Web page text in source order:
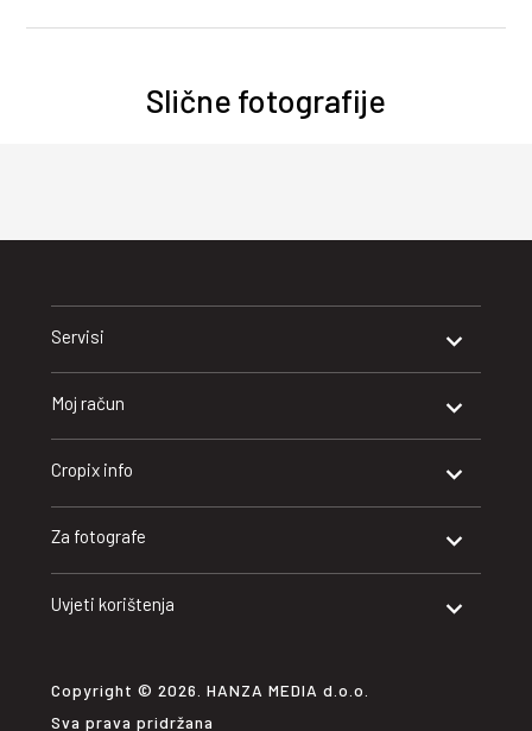
Slične fotografije
Servisi
Moj račun
Cropix info
Za fotografe
Uvjeti korištenja
Copyright © 2026. HANZA MEDIA d.o.o.
Sva prava pridržana